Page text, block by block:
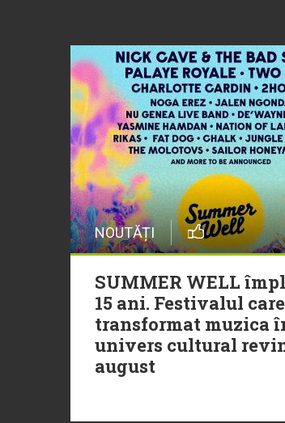
NOUTĂȚI
SUMMER WELL
15 ani. Festivalul
transformat muzica
univers cultural
august